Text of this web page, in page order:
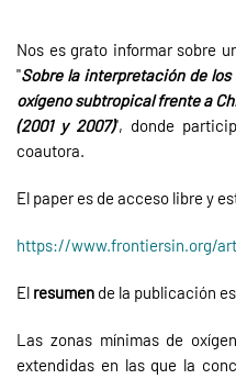
Nos es grato informar sobre
"Sobre la interpretación de
oxígeno subtropical frente a
(2001 y 2007)", donde
coautora.
El paper es de acceso libre y
https://www.frontiersin.org/
El resumen de la publicación
Las zonas mínimas de
extendidas en las que la